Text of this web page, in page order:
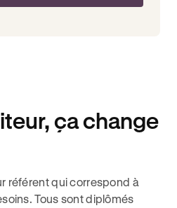
ça change
référent qui correspond à
Tous sont diplômés